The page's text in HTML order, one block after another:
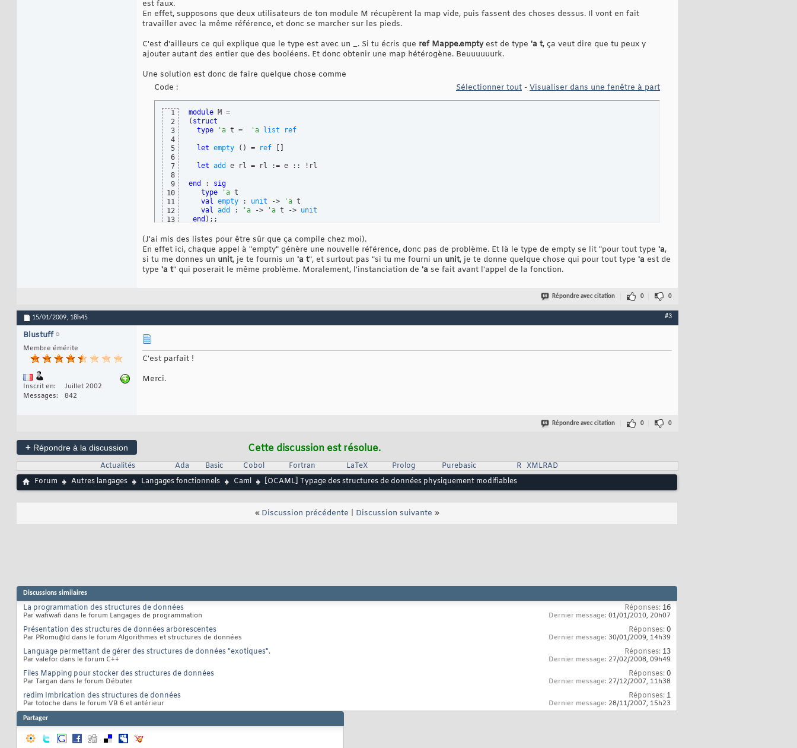
est faux.
En effet, supposons que deux utilisateurs de ton module M récupèrent la map vide, puis fassent des choses dessus. Il vont en fait
travailler avec la même référence, et donc se marcher sur les pieds.
C'est d'ailleurs ce qui explique que le type est avec un _. Si tu écris que ref Mappe.emptyest de type 'a t, ça veut dire que tu peux y
ajouter autant des entier que des booléens. Et donc obtenir une map hétérogène. Beuuuuuurk.
Une solution est donc de faire quelque chose comme
Code :
Sélectionner tout - Visualiser dans une fenêtre à part
1
2
3
4
5
6
7
8
9
10
11
12
13
module
( struct
type
'a t = 'a list ref
let empty ( ) = ref
let add e rl = rl := e :: !rl
end : sig
type
'a t
val empty : unit -> 'a t
val add : 'a -> 'a t -> unit
end ) ;;
(J'ai mis des listes pour être sûr que ça compile chez moi).
En effet ici, chaque appel à "empty" génère une nouvelle référence, donc pas de problème. Et là le type de empty se lit "pour tout type 'a,
si tu me donnes un unit, je te fournis un 'a t", et surtout pas "si tu me fourni un unit, je te donne quelque chose qui pour tout type 'a est de
type 'a t" qui poserait le même problème. Moralement, l'instanciation de 'a se fait avant l'appel de la fonction.
Répondre avec citation 0 0
15/01/2009, 18h45 #3
Blustuff
Membre émérite
Inscrit en
Juillet 2002
Messages
842
C'est parfait !
Merci.
Répondre avec citation 0 0
+ Répondre à la discussion Cette discussion est résolue.
Actualités Ada Basic Cobol Fortran LaTeX Prolog Purebasic R
XMLRAD
Forum
Autres langages Langages fonctionnels Caml [OCAML] Typage des structures de données physiquement modifiables
« Discussion précédente Discussion suivante »
Discussions similaires
La programmation des structures de données
Par wafiwafi dans le forum Langages de programmation
Réponses: 16
Dernier message: 01/01/2010, 20h07
Présentation des structures de données arborescentes
Par PRomu@ld dans le forum Algorithmes et structures de données
Réponses:0
Dernier message: 30/01/2009, 14h39
Language permettant de gérer des structures de données "exotiques".
Par valefor dans le forum C++
Réponses: 13
Dernier message: 27/02/2008, 09h49
Files Mapping pour stocker des structures de données
Par Targan dans le forum Débuter
Réponses:0
Dernier message: 27/12/2007, 11h38
redim Imbrication des structures de données
Par totoche dans le forum VB 6 et antérieur
Réponses: 1
Dernier message: 28/11/2007, 15h23
Partager